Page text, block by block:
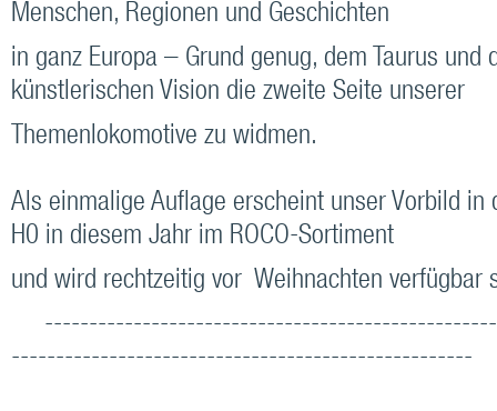
Menschen, Regionen und Geschichten
in ganz Europa – Grund genug, dem Taurus und
künstlerischen Vision die zweite Seite unserer
Themenlokomotive zu widmen.
Als einmalige Auflage erscheint unser Vorbild in
H0 in diesem Jahr im ROCO-Sortiment
und wird rechtzeitig vor Weihnachten verfügbar
----------------------------------------------------